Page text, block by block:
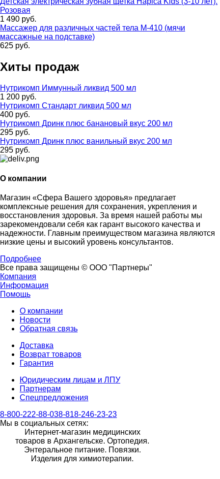
Розовая
1 490 руб.
Массажер для различных частей тела М-410 (мячи
массажные на подставке)
625 руб.
Хиты продаж
Нутрикомп Иммунный ликвид 500 мл
1 200 руб.
Нутрикомп Стандарт ликвид 500 мл
400 руб.
Нутрикомп Дринк плюс банановый вкус 200 мл
295 руб.
Нутрикомп Дринк плюс ванильный вкус 200 мл
295 руб.
О компании
Магазин «Сфера Вашего здоровья» предлагает
комплексные решения для сохранения, укрепления и
восстановления здоровья. За время нашей работы мы
зарекомендовали себя как гарант высокого качества и
надежности. Главным преимуществом магазина являются
низкие цены и высокий уровень консультантов.
Подробнее
Все права защищены © ООО "Партнеры"
Компания
Информация
Помощь
О компании
Новости
Обратная связь
Доставка
Возврат товаров
Гарантия
Юридическим лицам и ЛПУ
Партнерам
Спецпредложения
8-800-222-88-038-818-246-23-23
Мы в социальных сетях:
Интернет-магазин медицинских
товаров в Архангельске. Ортопедия.
Энтеральное питание. Повязки.
Изделия для химиотерапии.